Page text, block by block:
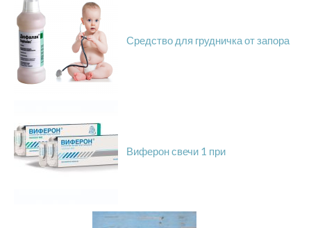
Средство для грудничка от запора
Виферон свечи 1 при